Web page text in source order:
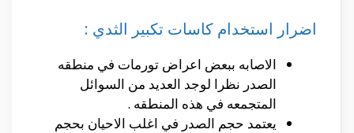
اضرار استخدام كاسات تكبير الثدي :
الاصابه ببعض اعراض تورمات في منطقه
الصدر نظرا لوجد العديد من السوائل
المتجمعه في هذه المنطقه .
يعتمد حجم الصدر في اغلب الاحيان بحجم